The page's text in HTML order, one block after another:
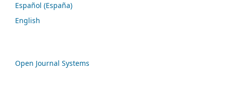
Español (España)
English
Open Journal Systems